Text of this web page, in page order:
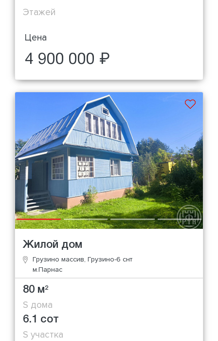
Этажей
Цена
4 900 000 ₽
Жилой дом
Грузино массив, Грузино-6 снт
м.Парнас
80 м2
S дома
6.1 сот
S участка